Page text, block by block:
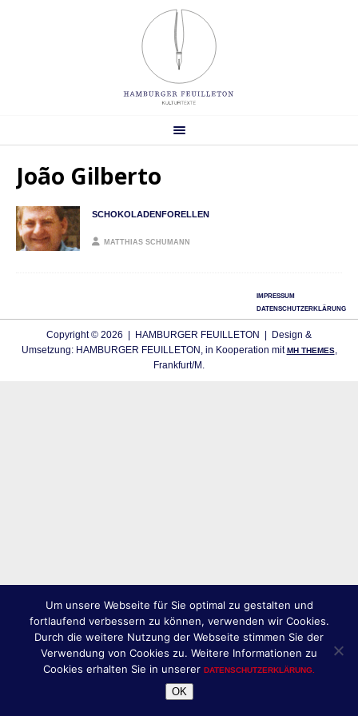
João Gilberto
SCHOKOLADENFORELLEN
MATTHIAS SCHUMANN
IMPRESSUM
DATENSCHUTZERKLÄRUNG
Copyright © 2026 | HAMBURGER FEUILLETON | Design &
Umsetzung: HAMBURGER FEUILLETON, in Kooperation mitMH THEMES,
Frankfurt/M.
Um unsere Webseite für Sie optimal zu gestalten und
fortlaufend verbessern zu können, verwenden wir Cookies.
Durch die weitere Nutzung der Webseite stimmen Sie der
Verwendung von Cookies zu. Weitere Informationen zu
Cookies erhalten Sie in unserer DATENSCHUTZERKLÄRUNG.
OK